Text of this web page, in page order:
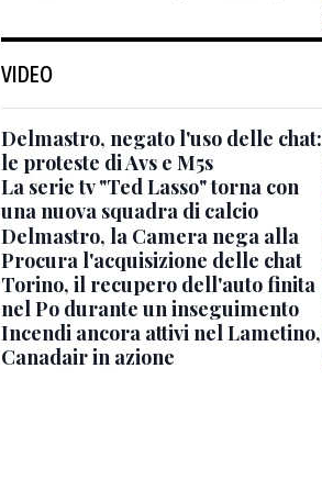
VIDEO
Delmastro, negato l'uso delle chat:
le proteste di Avs e M5s
La serie tv "Ted Lasso" torna con
una nuova squadra di calcio
Delmastro, la Camera nega alla
Procura l'acquisizione delle chat
Torino, il recupero dell'auto finita
nel Po durante un inseguimento
Incendi ancora attivi nel Lametino,
Canadair in azione